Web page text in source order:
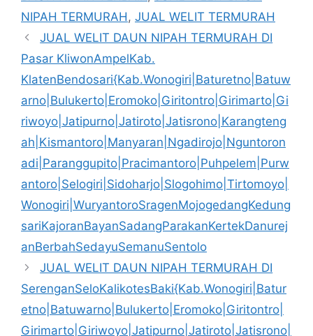
NIPAH TERMURAH, JUAL WELIT TERMURAH
JUAL WELIT DAUN NIPAH TERMURAH DI
Pasar KliwonAmpelKab.
KlatenBendosari{Kab.Wonogiri|Baturetno|Batuw
arno|Bulukerto|Eromoko|Giritontro|Girimarto|Gi
riwoyo|Jatipurno|Jatiroto|Jatisrono|Karangteng
ah|Kismantoro|Manyaran|Ngadirojo|Nguntoron
adi|Paranggupito|Pracimantoro|Puhpelem|Purw
antoro|Selogiri|Sidoharjo|Slogohimo|Tirtomoyo|
Wonogiri|WuryantoroSragenMojogedangKedung
sariKajoranBayanSadangParakanKertekDanurej
anBerbahSedayuSemanuSentolo
JUAL WELIT DAUN NIPAH TERMURAH DI
SerenganSeloKalikotesBaki{Kab.Wonogiri|Batur
etno|Batuwarno|Bulukerto|Eromoko|Giritontro|
Girimarto|Giriwoyo|Jatipurno|Jatiroto|Jatisrono|